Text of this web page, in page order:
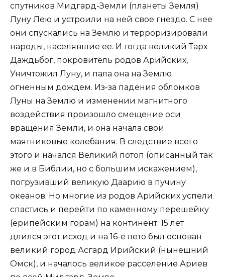
спутников Мидгард-Земли (планеты Земля)
Луну Лею и устроили на ней свое гнездо. С нее
они спускались на Землю и терроризировали
народы, населявшие ее. И тогда великий Тарх
Даждьбог, покровитель родов Арийских,
Уничтожил Луну, и пала она на Землю
огненным дождем. Из-за падения обломков
Луны на Землю и изменении магнитного
воздействия произошло смещение оси
вращения Земли, и она начала свои
маятниковые колебания. В следствие всего
этого и начался Великий потоп (описанный так
же и в Библии, но с большим искажением),
погрузивший великую Даарию в пучину
океанов. Но многие из родов Арийских успели
спастись и перейти по каменному перешейку
(ерипейским горам) на континент. 15 лет
длился этот исход и на 16-е лето был основан
великий город Асгард Ирийский (нынешний
Омск), и началось великое расселение Ариев